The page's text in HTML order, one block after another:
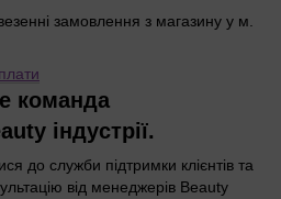
замовлення з магазину у м.
команда
індустрії.
до служби підтримки клієнтів та
від менеджерів Beauty